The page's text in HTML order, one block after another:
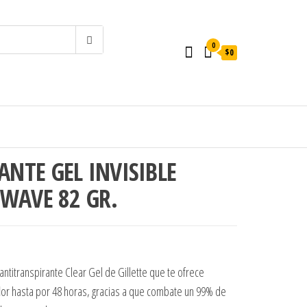
0
$0
GEL INVISIBLE
82 GR.
Clear Gel de Gillette que te ofrece
hasta por 48 horas, gracias a que combate un 99% de